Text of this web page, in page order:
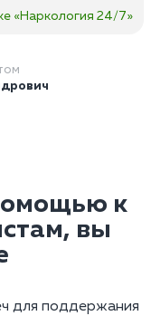
«Наркология 24/7»
к
вы
для поддержания